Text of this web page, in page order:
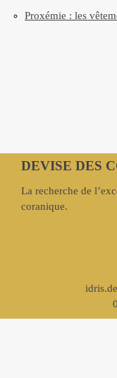
Proxémie : les
DEVISE DES
La recherche de
coranique.